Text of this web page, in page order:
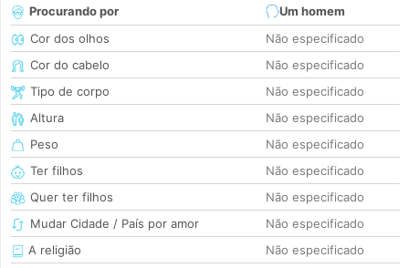
Procurando por
Um homem
Cor dos olhos
Não especificado
Cor do cabelo
Não especificado
Tipo de corpo
Não especificado
Altura
Não especificado
Peso
Não especificado
Ter filhos
Não especificado
Quer ter filhos
Não especificado
Mudar Cidade / País por amor
Não especificado
A religião
Não especificado